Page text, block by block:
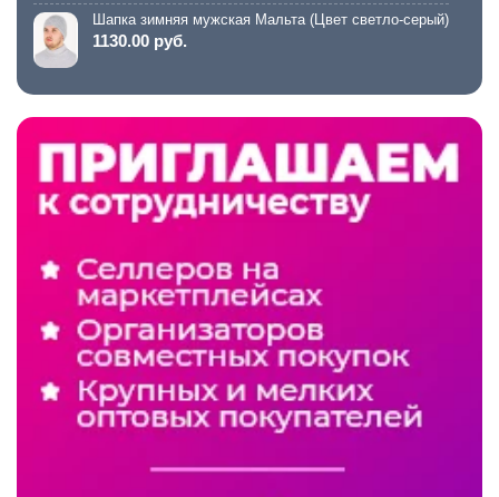
Шапка зимняя мужская Мальта (Цвет светло-серый)
1130.00 руб.